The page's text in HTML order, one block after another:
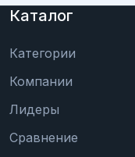
Каталог
Категории
Компании
Лидеры
Сравнение